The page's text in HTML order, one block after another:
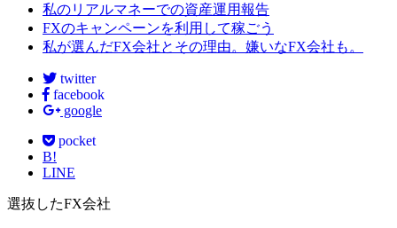
私のリアルマネーでの資産運用報告
FXのキャンペーンを利用して稼ごう
私が選んだFX会社とその理由。嫌いなFX会社も。
twitter
facebook
google
pocket
B!
LINE
選抜したFX会社